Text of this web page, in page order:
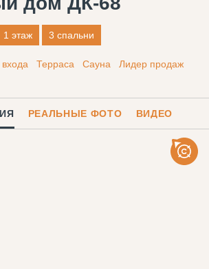
1 этаж 3 спальни
Терраса Сауна
Лидер продаж
РЕАЛЬНЫЕ ФОТО ВИДЕО